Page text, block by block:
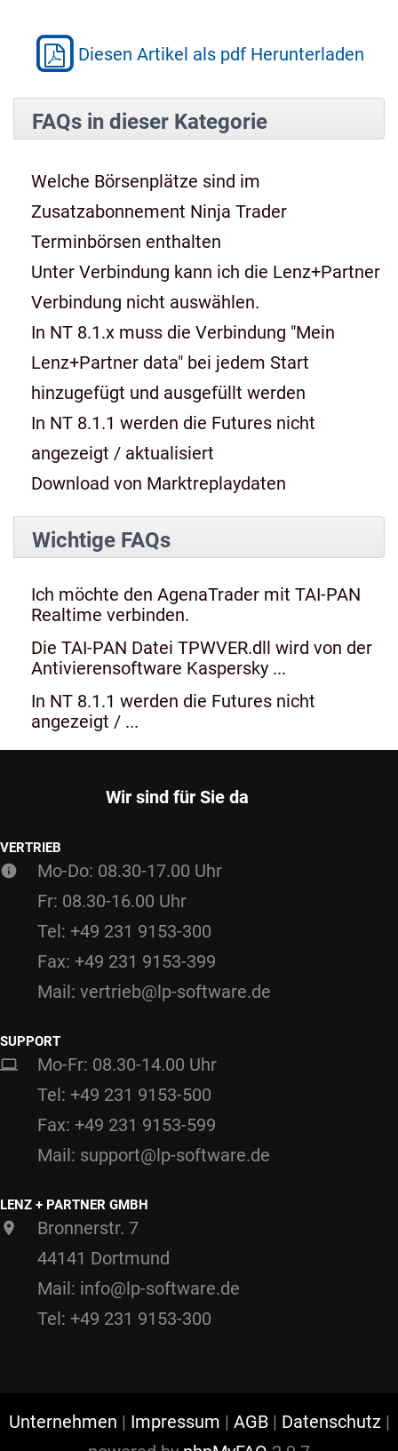
Diesen Artikel als pdf Herunterladen
FAQs in dieser Kategorie
Welche Börsenplätze sind im
Zusatzabonnement Ninja Trader
Terminbörsen enthalten
Unter Verbindung kann ich die Lenz+Partner
Verbindung nicht auswählen.
In NT 8.1.x muss die Verbindung "Mein
Lenz+Partner data" bei jedem Start
hinzugefügt und ausgefüllt werden
In NT 8.1.1 werden die Futures nicht
angezeigt / aktualisiert
Download von Marktreplaydaten
Wichtige FAQs
Ich möchte den AgenaTrader mit TAI-PAN
Realtime verbinden.
Die TAI-PAN Datei TPWVER.dll wird von der
Antivierensoftware Kaspersky ...
In NT 8.1.1 werden die Futures nicht
angezeigt / ...
Wir sind für Sie da
VERTRIEB
Mo-Do: 08.30-17.00 Uhr
Fr: 08.30-16.00 Uhr
Tel: +49 231 9153-300
Fax: +49 231 9153-399
Mail: vertrieb@lp-software.de
SUPPORT
Mo-Fr: 08.30-14.00 Uhr
Tel: +49 231 9153-500
Fax: +49 231 9153-599
Mail: support@lp-software.de
LENZ + PARTNER GMBH
Bronnerstr. 7
44141 Dortmund
Mail: info@lp-software.de
Tel: +49 231 9153-300
Unternehmen | Impressum | AGB | Datenschutz|